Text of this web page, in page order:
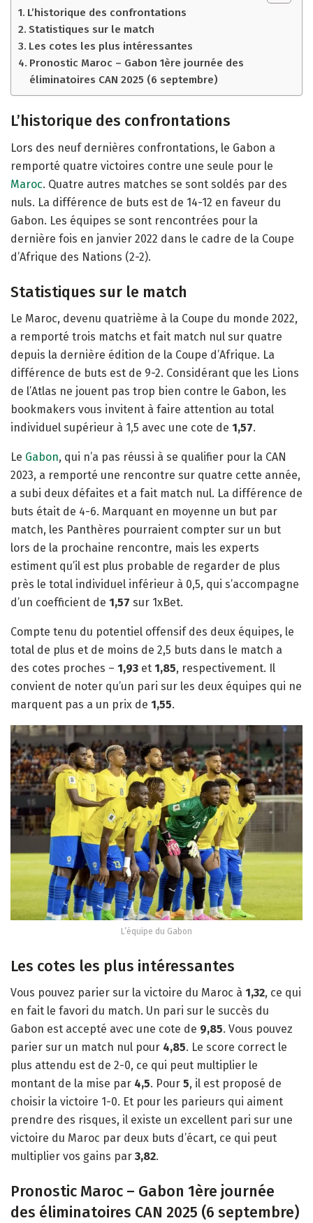
L’historique des confrontations
Statistiques sur le match
Les cotes les plus intéressantes
Pronostic Maroc – Gabon 1ère journée des
éliminatoires CAN 2025 (6 septembre)
L’historique des confrontations
Lors des neuf dernières confrontations, le Gabon a
remporté quatre victoires contre une seule pour le
Maroc. Quatre autres matches se sont soldés par des
nuls. La différence de buts est de 14-12 en faveur du
Gabon. Les équipes se sont rencontrées pour la
dernière fois en janvier 2022 dans le cadre de la Coupe
d’Afrique des Nations (2-2).
Statistiques sur le match
Le Maroc, devenu quatrième à la Coupe du monde 2022,
a remporté trois matchs et fait match nul sur quatre
depuis la dernière édition de la Coupe d’Afrique. La
différence de buts est de 9-2. Considérant que les Lions
de l’Atlas ne jouent pas trop bien contre le Gabon, les
bookmakers vous invitent à faire attention au total
individuel supérieur à 1,5 avec une cote de 1,57.
Le Gabon, qui n’a pas réussi à se qualifier pour la CAN
2023, a remporté une rencontre sur quatre cette année,
a subi deux défaites et a fait match nul. La différence de
buts était de 4-6. Marquant en moyenne un but par
match, les Panthères pourraient compter sur un but
lors de la prochaine rencontre, mais les experts
estiment qu’il est plus probable de regarder de plus
près le total individuel inférieur à 0,5, qui s’accompagne
d’un coefficient de 1,57 sur 1xBet.
Compte tenu du potentiel offensif des deux équipes, le
total de plus et de moins de 2,5 buts dans le match a
des cotes proches – 1,93 et 1,85, respectivement. Il
convient de noter qu’un pari sur les deux équipes qui ne
marquent pas a un prix de 1,55.
L’équipe du Gabon
Les cotes les plus intéressantes
Vous pouvez parier sur la victoire du Maroc à 1,32, ce qui
en fait le favori du match. Un pari sur le succès du
Gabon est accepté avec une cote de 9,85. Vous pouvez
parier sur un match nul pour 4,85. Le score correct le
plus attendu est de 2-0, ce qui peut multiplier le
montant de la mise par 4,5. Pour 5, il est proposé de
choisir la victoire 1-0. Et pour les parieurs qui aiment
prendre des risques, il existe un excellent pari sur une
victoire du Maroc par deux buts d’écart, ce qui peut
multiplier vos gains par 3,82.
Pronostic Maroc – Gabon 1ère journée
des éliminatoires CAN 2025 (6 septembre)